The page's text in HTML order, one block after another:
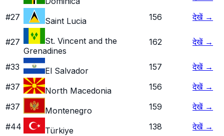
#27 Saint Lucia 156 देखें →
#27
St. Vincent and the
Grenadines
162 देखें →
#33 El Salvador 157 देखें →
#37 North Macedonia 156 देखें →
#37 Montenegro 159 देखें →
#44 Türkiye 138 देखें →